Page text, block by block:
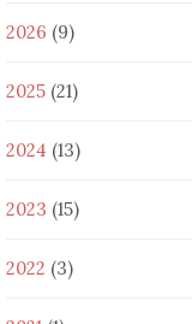
2026 (9)
2025 (21)
2024 (13)
2023 (15)
2022 (3)